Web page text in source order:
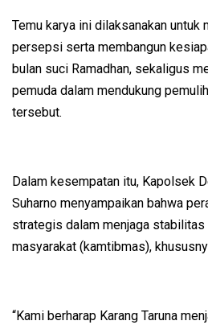
Temu karya ini dilaksanakan untuk
persepsi serta membangun
bulan suci Ramadhan, sekaligus
pemuda dalam mendukung
tersebut.
Dalam kesempatan itu, Kapolsek
Suharno menyampaikan bahwa
strategis dalam menjaga stabilitas
masyarakat (kamtibmas),
“Kami berharap Karang Taruna